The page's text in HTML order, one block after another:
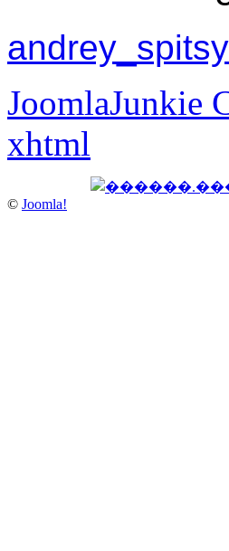
JoomlaJunkie
xhtml
© Joomla!